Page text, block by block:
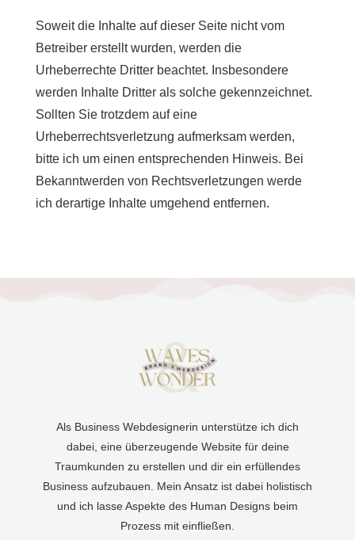
Soweit die Inhalte auf dieser Seite nicht vom
Betreiber erstellt wurden, werden die
Urheberrechte Dritter beachtet. Insbesondere
werden Inhalte Dritter als solche gekennzeichnet.
Sollten Sie trotzdem auf eine
Urheberrechtsverletzung aufmerksam werden,
bitte ich um einen entsprechenden Hinweis. Bei
Bekanntwerden von Rechtsverletzungen werde
ich derartige Inhalte umgehend entfernen.
Als Business Webdesignerin unterstütze ich dich
dabei, eine überzeugende Website für deine
Traumkunden zu erstellen und dir ein erfüllendes
Business aufzubauen. Mein Ansatz ist dabei holistisch
und ich lasse Aspekte des Human Designs beim
Prozess mit einfließen.